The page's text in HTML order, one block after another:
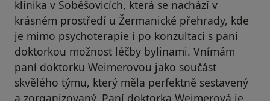
klinika v Soběšovicích, která se nachází v
krásném prostředí u Žermanické přehrady, kde
je mimo psychoterapie i po konzultaci s paní
doktorkou možnost léčby bylinami. Vnímám
paní doktorku Weimerovou jako součást
skvělého týmu, který měla perfektně sestavený